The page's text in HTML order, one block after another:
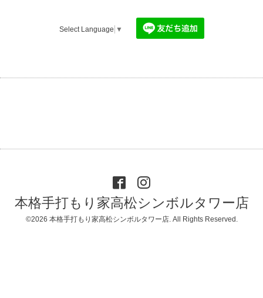
Select Language ▼
本格手打もり家高松シンボルタワー店
©2026 本格手打もり家高松シンボルタワー店. All Rights Reserved.